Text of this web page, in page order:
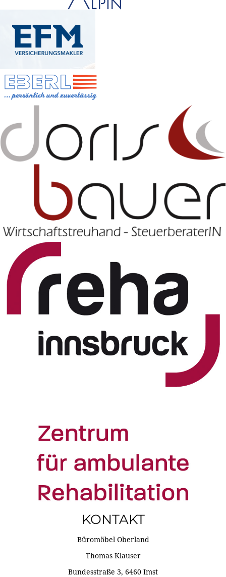
KONTAKT
Büromöbel Oberland
Thomas Klauser
Bundesstraße 3, 6460 Imst